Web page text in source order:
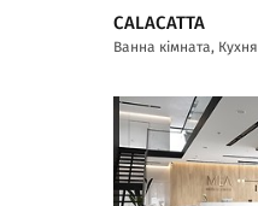
CALACATTA
Ванна кімната, Кухня